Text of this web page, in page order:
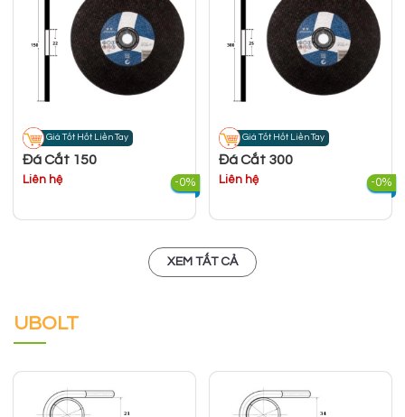
Giá Tốt Hốt Liền Tay
Đá Cắt 150
Liên hệ -0%
Giá Tốt Hốt Liền Tay
Đá Cắt 300
Liên hệ -0%
XEM TẤT CẢ
UBOLT